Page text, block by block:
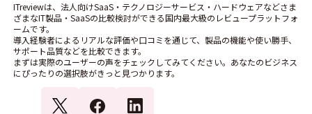
ITreviewは、法人向けSaaS・テクノロジーサービス・ハードウェアなどさま
ざまなIT製品・SaaSの比較検討ができる国内最大級のレビュープラットフォ
ームです。
導入経験者によるリアルな評価や口コミを通じて、製品の機能や使い勝手、
サポート品質などを比較できます。
まずは実際のユーザーの声をチェックしてみてください。あなたのビジネス
にぴったりの選択肢がきっと見つかります。